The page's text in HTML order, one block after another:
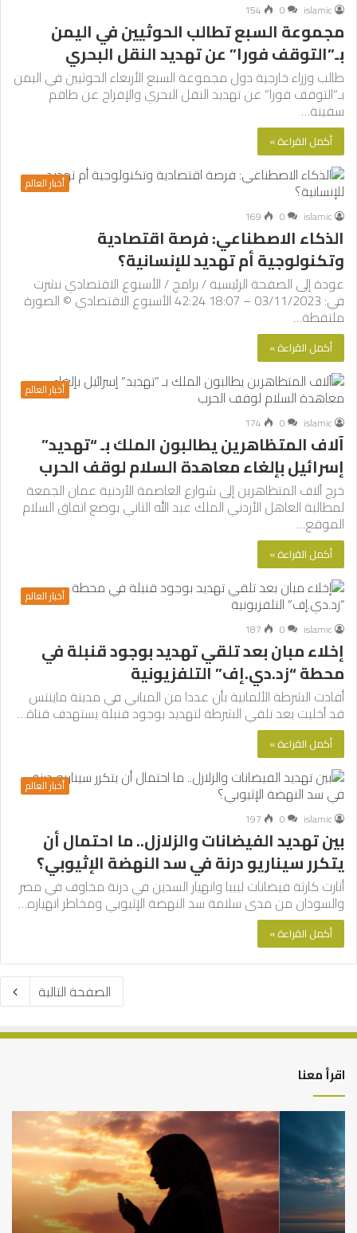
islamic
0
154
مجموعة السبع تطالب الحوثيين في اليمن
بـ”التوقف فورا” عن تهديد النقل البحري
طالب وزراء خارجية دول مجموعة السبع الأربعاء الحوثيين في اليمن
بـ”التوقف فورا” عن تهديد النقل البحري والإفراج عن طاقم
سفينة…
أكمل القراءة »
أخبار العالم
islamic
0
169
الذكاء الاصطناعي: فرصة اقتصادية
وتكنولوجية أم تهديد للإنسانية؟
عودة إلى الصفحة الرئيسية / برامج / الأسبوع الاقتصادي نشرت
في: 03/11/2023 – 18:07 42:24 الأسبوع الاقتصادي © الصورة
ملتقطة…
أكمل القراءة »
أخبار العالم
islamic
0
174
آلاف المتظاهرين يطالبون الملك بـ “تهديد”
إسرائيل بإلغاء معاهدة السلام لوقف الحرب
خرج آلاف المتظاهرين إلى شوارع العاصمة الأردنية عمان الجمعة
لمطالبة العاهل الأردني الملك عبد الله الثاني بوضع اتفاق السلام
الموقع…
أكمل القراءة »
أخبار العالم
islamic
0
187
إخلاء مبان بعد تلقي تهديد بوجود قنبلة في
محطة “زد.دي.إف” التلفزيونية
أفادت الشرطة الألمانية بأن عددا من المباني في مدينة ماينتس
قد أخليت بعد تلقي الشرطة لتهديد بوجود قنبلة يستهدف قناة…
أكمل القراءة »
أخبار العالم
islamic
0
197
بين تهديد الفيضانات والزلازل.. ما احتمال أن
يتكرر سيناريو درنة في سد النهضة الإثيوبي؟
أثارت كارثة فيضانات ليببا وانهيار السدين في درنة مخاوف في مصر
والسودان من مدى سلامة سد النهضة الإثيوبي ومخاطر انهياره…
أكمل القراءة »
الصفحة التالية
اقرأ معنا
كيف
تشكل
العبادات
شخصية
الإنسان؟